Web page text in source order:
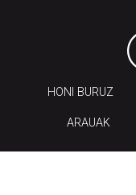
HONI BURUZ
ARAUAK